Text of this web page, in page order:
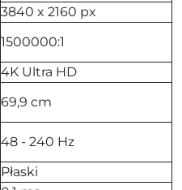
3840 x 2160 px
1500000:1
4K Ultra HD
69,9 cm
48 - 240 Hz
Płaski